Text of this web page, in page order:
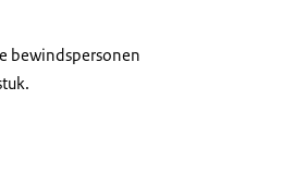
bewindspersonen